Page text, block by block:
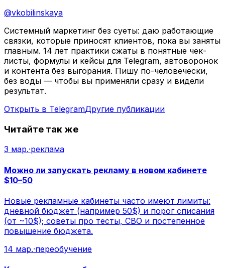
@vkobilinskaya
Системный маркетинг без суеты: даю работающие
связки, которые приносят клиентов, пока вы заняты
главным. 14 лет практики сжаты в понятные чек-
листы, формулы и кейсы для Telegram, автоворонок
и контента без выгорания. Пишу по-человечески,
без воды — чтобы вы применяли сразу и видели
результат.
Открыть в TelegramДругие публикации
Читайте так же
3 мар.·реклама
Можно ли запускать рекламу в новом кабинете
$10–50
Новые рекламные кабинеты часто имеют лимиты:
дневной бюджет (например 50$) и порог списания
(от ~10$); советы про тесты, CBO и постепенное
повышение бюджета.
14 мар.·переобучение